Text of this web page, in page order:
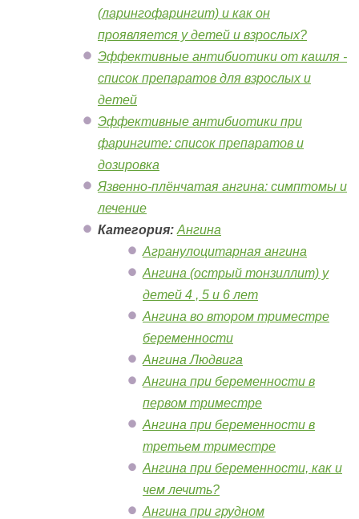
(ларингофарингит) и как он
проявляется у детей и взрослых?
Эффективные антибиотики от кашля -
список препаратов для взрослых и
детей
Эффективные антибиотики при
фарингите: список препаратов и
дозировка
Язвенно-плёнчатая ангина: симптомы и
лечение
Категория: Ангина
Агранулоцитарная ангина
Ангина (острый тонзиллит) у
детей 4 , 5 и 6 лет
Ангина во втором триместре
беременности
Ангина Людвига
Ангина при беременности в
первом триместре
Ангина при беременности в
третьем триместре
Ангина при беременности, как и
чем лечить?
Ангина при грудном